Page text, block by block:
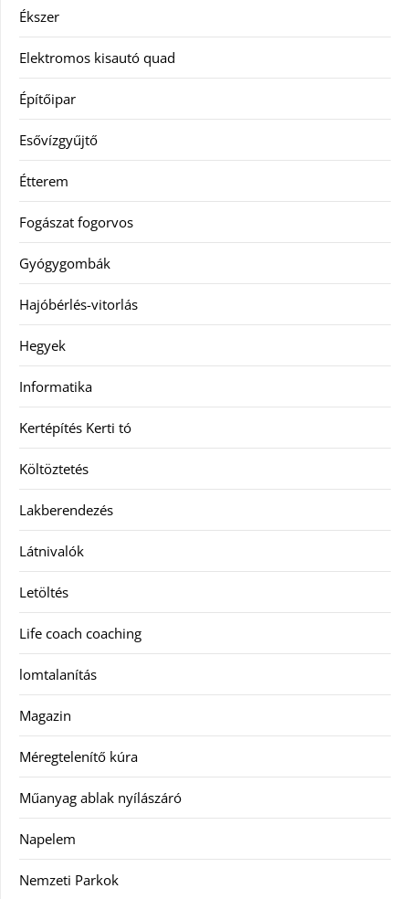
Ékszer
Elektromos kisautó quad
Építőipar
Esővízgyűjtő
Étterem
Fogászat fogorvos
Gyógygombák
Hajóbérlés-vitorlás
Hegyek
Informatika
Kertépítés Kerti tó
Költöztetés
Lakberendezés
Látnivalók
Letöltés
Life coach coaching
lomtalanítás
Magazin
Méregtelenítő kúra
Műanyag ablak nyílászáró
Napelem
Nemzeti Parkok